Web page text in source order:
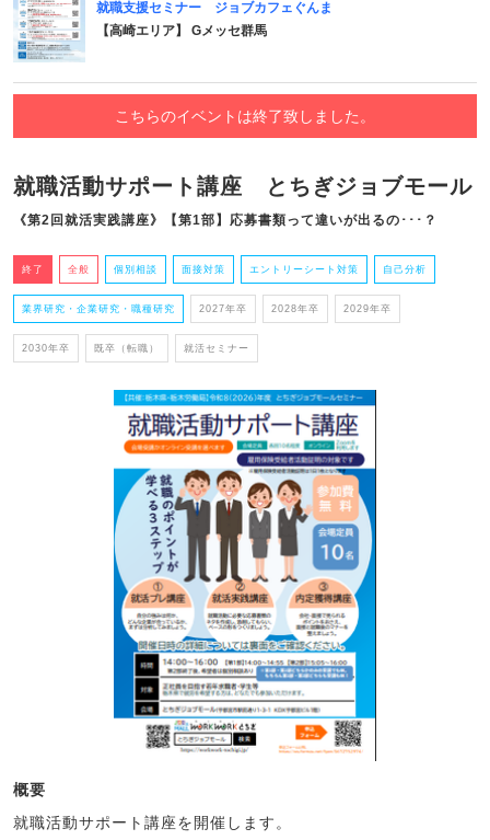
就職支援セミナー ジョブカフェぐんま
【高崎エリア】 Gメッセ群馬
こちらのイベントは終了致しました。
就職活動サポート講座 とちぎジョブモール
《第2回就活実践講座》【第1部】応募書類って違いが出るの･･･？
終了 全般 個別相談 面接対策 エントリーシート対策 自己分析
業界研究・企業研究・職種研究 2027年卒 2028年卒 2029年卒
2030年卒 既卒（転職） 就活セミナー
概要
就職活動サポート講座を開催します。